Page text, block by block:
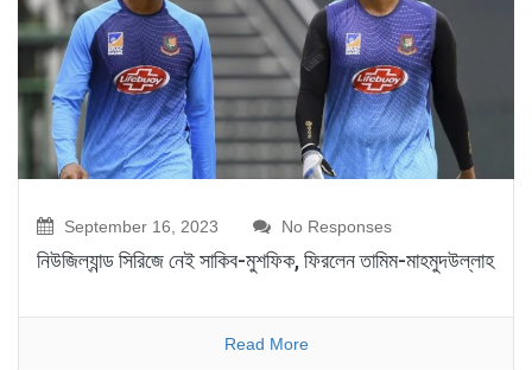
September 16, 2023 No Responses
নিউজিল্যান্ড সিরিজে নেই সাকিব-মুশফিক, ফিরলেন তামিম-মাহমুদউল্লাহ
Read More